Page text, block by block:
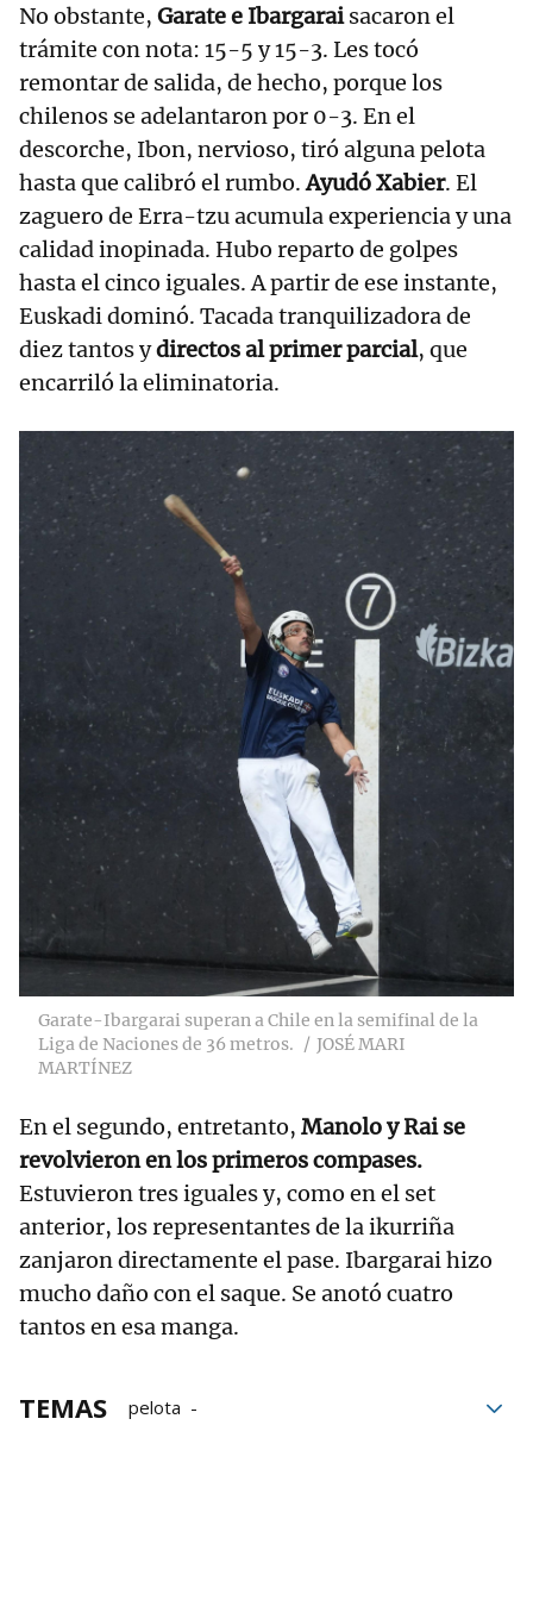
No obstante, Garate e Ibargaraisacaron el
trámite con nota: 15-5 y 15-3. Les tocó
remontar de salida, de hecho, porque los
chilenos se adelantaron por 0-3. En el
descorche, Ibon, nervioso, tiró alguna pelota
hasta que calibró el rumbo.Ayudó Xabier. El
zaguero de Erra-tzu acumula experiencia y una
calidad inopinada. Hubo reparto de golpes
hasta el cinco iguales. A partir de ese instante,
Euskadi dominó. Tacada tranquilizadora de
diez tantos ydirectos al primer parcial, que
encarriló la eliminatoria.
Garate-Ibargarai superan a Chile en la semifinal de la
Liga de Naciones de 36 metros.
JOSÉ MARI
MARTÍNEZ
En el segundo, entretanto, Manolo y Rai se
revolvieron en los primeros compases.
Estuvieron tres iguales y, como en el set
anterior, los representantes de la ikurriña
zanjaron directamente el pase. Ibargarai hizo
mucho daño con el saque. Se anotó cuatro
tantos en esa manga.
TEMAS
pelota